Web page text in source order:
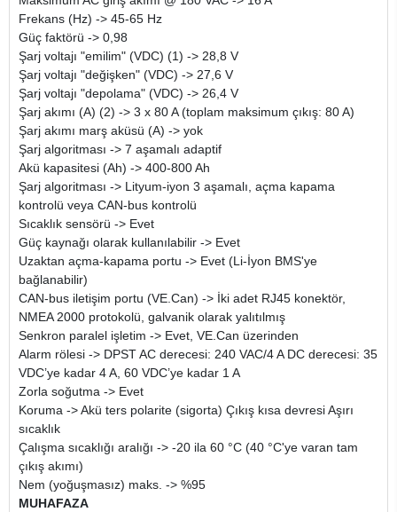
Frekans (Hz) -> 45-65 Hz
Güç faktörü -> 0,98
Şarj voltajı "emilim" (VDC) (1) -> 28,8 V
Şarj voltajı "değişken" (VDC) -> 27,6 V
Şarj voltajı "depolama" (VDC) -> 26,4 V
Şarj akımı (A) (2) -> 3 x 80 A (toplam maksimum çıkış: 80 A)
Şarj akımı marş aküsü (A) -> yok
Şarj algoritması -> 7 aşamalı adaptif
Akü kapasitesi (Ah) -> 400-800 Ah
Şarj algoritması -> Lityum-iyon 3 aşamalı, açma kapama
kontrolü veya CAN-bus kontrolü
Sıcaklık sensörü -> Evet
Güç kaynağı olarak kullanılabilir -> Evet
Uzaktan açma-kapama portu -> Evet (Li-İyon BMS'ye
bağlanabilir)
CAN-bus iletişim portu (VE.Can) -> İki adet RJ45 konektör,
NMEA 2000 protokolü, galvanik olarak yalıtılmış
Senkron paralel işletim -> Evet, VE.Can üzerinden
Alarm rölesi -> DPST AC derecesi: 240 VAC/4 A DC derecesi: 35
VDC’ye kadar 4 A, 60 VDC’ye kadar 1 A
Zorla soğutma -> Evet
Koruma -> Akü ters polarite (sigorta) Çıkış kısa devresi Aşırı
sıcaklık
Çalışma sıcaklığı aralığı -> -20 ila 60 °C (40 °C'ye varan tam
çıkış akımı)
Nem (yoğuşmasız) maks. -> %95
MUHAFAZA